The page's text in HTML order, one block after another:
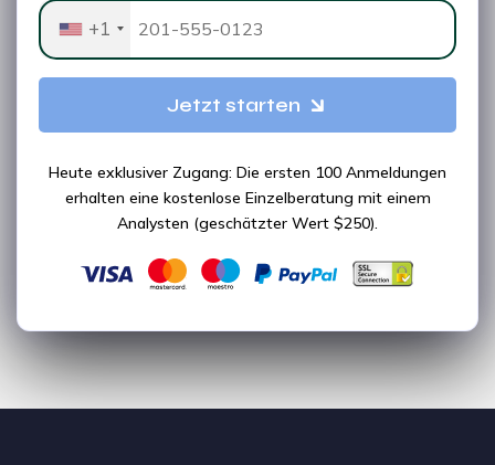
+1
Jetzt starten
Heute exklusiver Zugang: Die ersten 100 Anmeldungen
erhalten eine kostenlose Einzelberatung mit einem
Analysten (geschätzter Wert $250).